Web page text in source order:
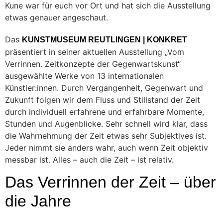
Kune war für euch vor Ort und hat sich die Ausstellung
etwas genauer angeschaut.
Das KUNSTMUSEUM REUTLINGEN | KONKRET
präsentiert in seiner aktuellen Ausstellung „Vom
Verrinnen. Zeitkonzepte der Gegenwartskunst“
ausgewählte Werke von 13 internationalen
Künstler:innen. Durch Vergangenheit, Gegenwart und
Zukunft folgen wir dem Fluss und Stillstand der Zeit
durch individuell erfahrene und erfahrbare Momente,
Stunden und Augenblicke. Sehr schnell wird klar, dass
die Wahrnehmung der Zeit etwas sehr Subjektives ist.
Jeder nimmt sie anders wahr, auch wenn Zeit objektiv
messbar ist. Alles – auch die Zeit – ist relativ.
Das Verrinnen der Zeit – über
die Jahre